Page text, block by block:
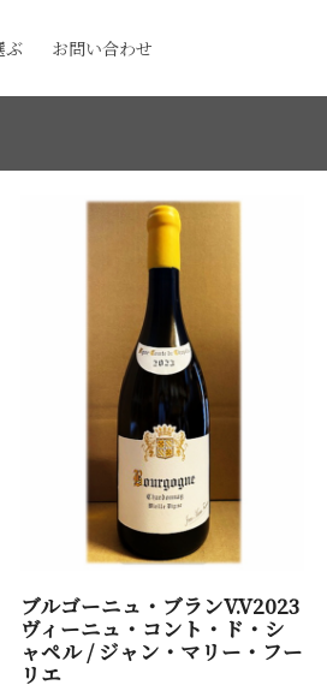
ぶ お問い合わせ
ブルゴーニュ・ブランV.V2023
ヴィーニュ・コント・ド・シ
ャペル / ジャン・マリー・フー
リエ